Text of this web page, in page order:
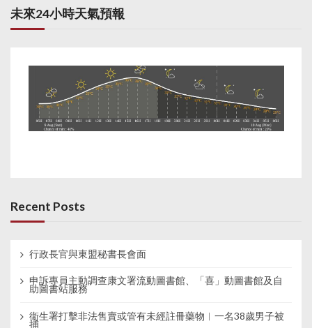
未來24小時天氣預報
Recent Posts
行政長官與東盟秘書長會面
申訴專員主動調查康文署流動圖書館、「喜」動圖書館及自
助圖書站服務
衞生署打擊非法售賣或管有未經註冊藥物︱一名38歲男子被
捕